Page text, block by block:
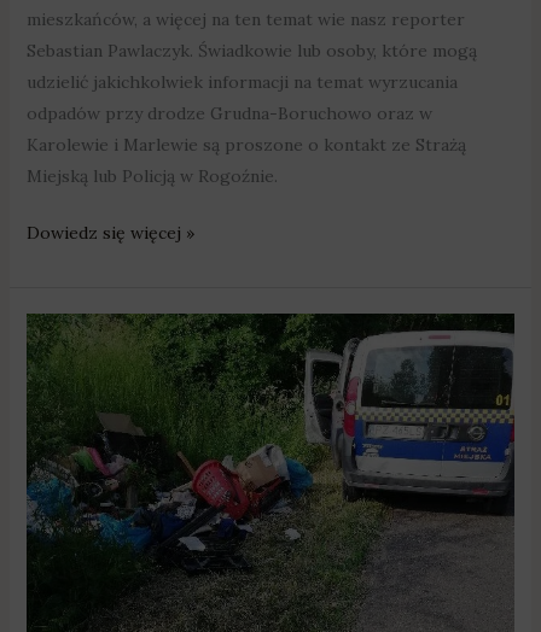
mieszkańców, a więcej na ten temat wie nasz reporter
Sebastian Pawlaczyk. Świadkowie lub osoby, które mogą
udzielić jakichkolwiek informacji na temat wyrzucania
odpadów przy drodze Grudna-Boruchowo oraz w
Karolewie i Marlewie są proszone o kontakt ze Strażą
Miejską lub Policją w Rogoźnie.
Dowiedz się więcej »
Swarzędzcy
strażnicy
ustalili
ukarali
sprawców
zaśmiecania